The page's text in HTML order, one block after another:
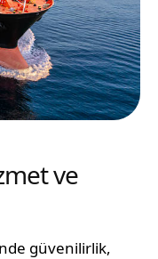
ve
güvenilirlik,